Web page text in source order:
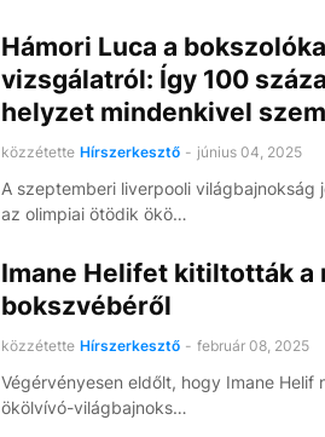
Hámori Luca a
vizsgálatról: Így 100
helyzet mindenkivel
közzétette Hírszerkesztő - június 04, 2025
A szeptemberi liverpooli
az olimpiai ötödik ökö…
Imane Helifet kitiltották a
bokszvébéről
közzétette Hírszerkesztő - február 08, 2025
Végérvényesen eldőlt, hogy Imane Helif
ökölvívó-világbajnoks…